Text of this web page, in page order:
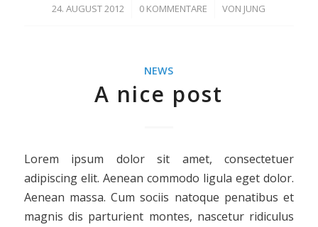
24. AUGUST 2012
/ 0 KOMMENTARE
/ VON JUNG
NEWS
A nice post
Lorem ipsum dolor sit amet, consectetuer
adipiscing elit. Aenean commodo ligula eget dolor.
Aenean massa. Cum sociis natoque penatibus et
magnis dis parturient montes, nascetur ridiculus